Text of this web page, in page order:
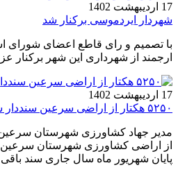
17 اردیبهشت 1402
شهردار ایردموسی برکنار شد
با تصمیم و رای قاطع اعضای شورای
ارجمند از شهرداری این شهر برکنار
17 اردیبهشت 1402
۵۲۵۰ هکتار از اراضی سرعین سنددار شدند
از اراضی کشاورزی شهرستان سرعین
پایان شهریور ماه سال جاری سند